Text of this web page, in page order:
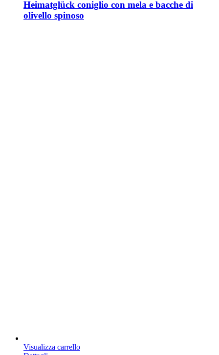
Heimatglück coniglio con mela e bacche di
olivello spinoso
Visualizza carrello